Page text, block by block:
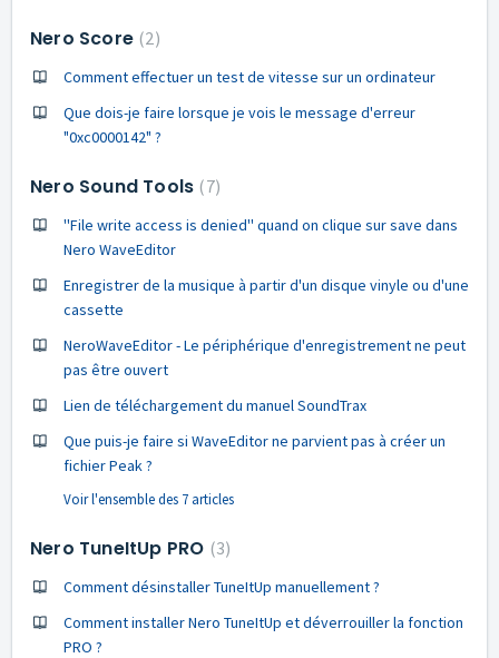
Nero Score 2
Comment effectuer un test de vitesse sur un ordinateur
Que dois-je faire lorsque je vois le message d'erreur
"0xc0000142" ?
Nero Sound Tools 7
''File write access is denied'' quand on clique sur save dans
Nero WaveEditor
Enregistrer de la musique à partir d'un disque vinyle ou d'une
cassette
NeroWaveEditor - Le périphérique d'enregistrement ne peut
pas être ouvert
Lien de téléchargement du manuel SoundTrax
Que puis-je faire si WaveEditor ne parvient pas à créer un
fichier Peak ?
Voir l'ensemble des 7 articles
Nero TuneItUp PRO 3
Comment désinstaller TuneItUp manuellement ?
Comment installer Nero TuneItUp et déverrouiller la fonction
PRO ?